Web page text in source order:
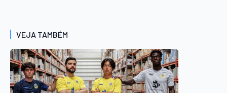
VEJA TAMBÉM